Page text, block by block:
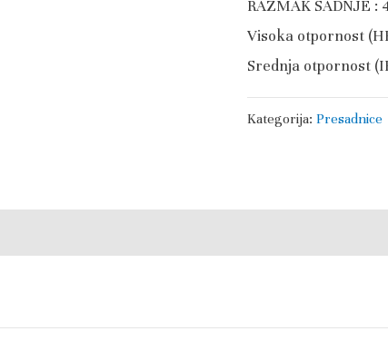
RAZMAK SADNJE :
Visoka otpornost
Srednja otpornost
Kategorija: Presadnice